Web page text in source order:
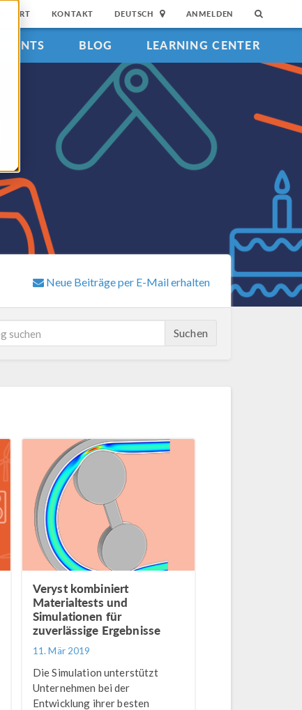
KONTAKT DEUTSCH ANMELDEN
EVENTS BLOG LEARNING CENTER
Neue Beiträge per E-Mail erhalten
Suchen
Veryst kombiniert
Materialtests und
Simulationen für
zuverlässige Ergebnisse
11. Mär 2019
Die Simulation unterstützt
Unternehmen bei der
Entwicklung ihrer besten